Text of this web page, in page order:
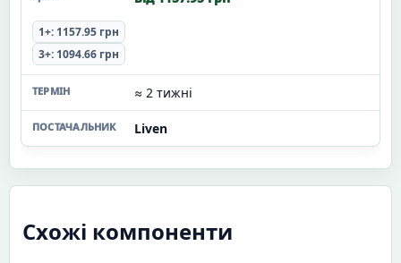
1+: 1157.95 грн
3+: 1094.66 грн
≈ 2 тижні
Liven
Схожі компоненти